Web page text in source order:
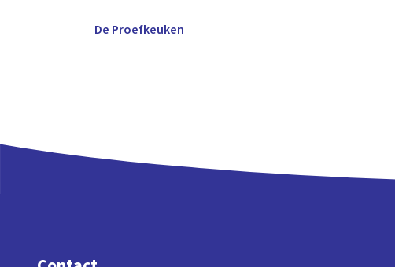
De Proefkeuken